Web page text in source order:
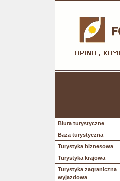
Biura turystyczne
Baza turystyczna
Turystyka biznesowa
Turystyka krajowa
Turystyka zagraniczna
wyjazdowa